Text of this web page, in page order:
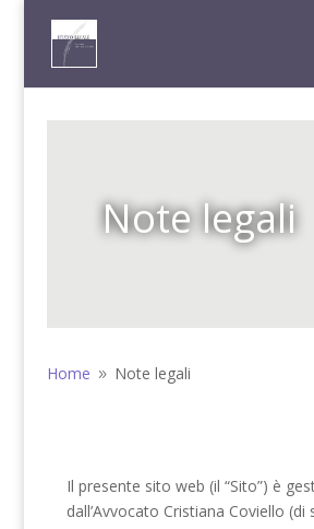
Note legali
Home 9 Note legali
Il presente sito web (il “Sito”) è
dall’Avvocato Cristiana Coviello (di